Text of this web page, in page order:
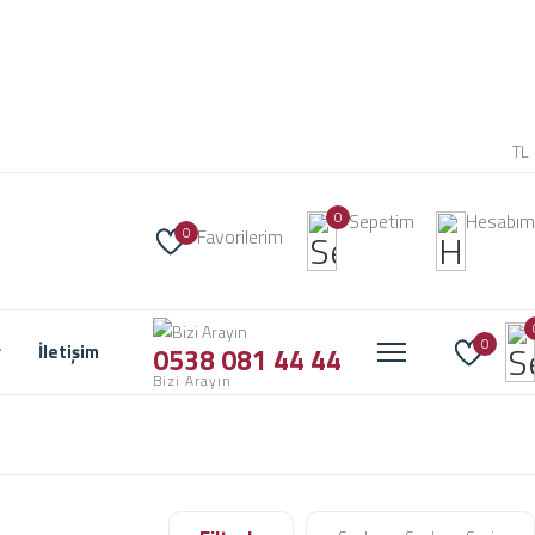
TL
0 Favorilerim
0 Sepetim Hesabım
İletişim 0538 081 44 44
Bizi Arayın
0